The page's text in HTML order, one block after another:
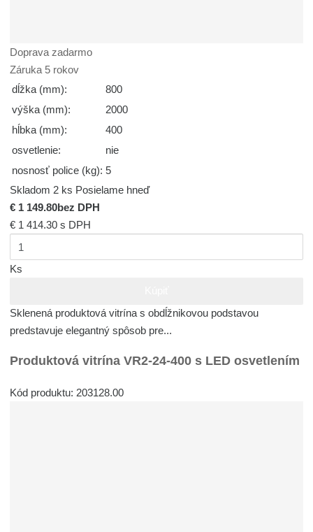
Doprava zadarmo
Záruka 5 rokov
dĺžka (mm):
800
výška (mm):
2000
hĺbka (mm):
400
osvetlenie:
nie
nosnosť police (kg): 5
Skladom 2 ks Posielame hneď
€ 1 149.80bez DPH
€ 1 414.30s DPH
Ks
Sklenená produktová vitrína s obdĺžnikovou podstavou
predstavuje elegantný spôsob pre...
Produktová vitrína VR2-24-400 s LED osvetlením
Kód produktu: 203128.00